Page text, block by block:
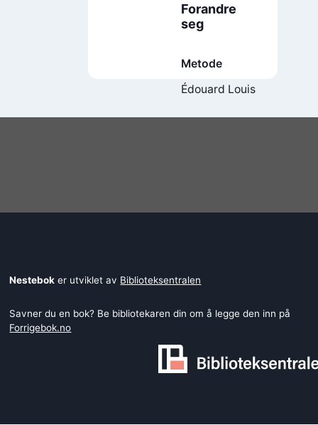
Forandre
seg
Metode
Édouard Louis
Nestebok er utviklet av Biblioteksentralen
Savner du en bok? Be bibliotekaren din om å legge den inn på
Forrigebok.no